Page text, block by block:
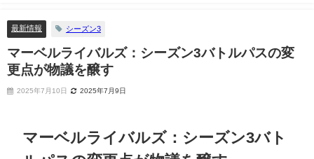
最新情報 シーズン3
マーベルライバルズ：シーズン3バトルパスの変
更点が物議を醸す
2025年7月10日 2025年7月9日
マーベルライバルズ：シーズン3バト